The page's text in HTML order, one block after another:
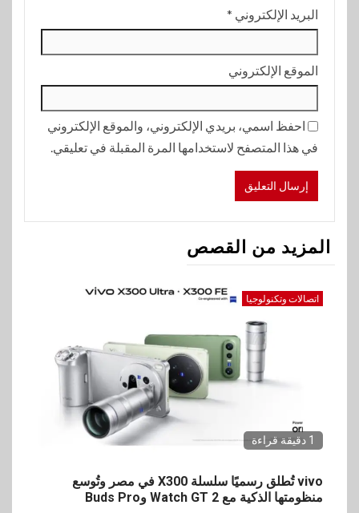
البريد الإلكتروني *
الموقع الإلكتروني
احفظ اسمي، بريدي الإلكتروني، والموقع الإلكتروني
في هذا المتصفح لاستخدامها المرة المقبلة في تعليقي.
المزيد من القصص
اتصالات وتكنولوجيا
1 دقيقة قراءة
vivo تُطلق رسميًا سلسلة X300 في مصر وتُوسع
منظومتها الذكية مع Watch GT 2 وBuds Pro